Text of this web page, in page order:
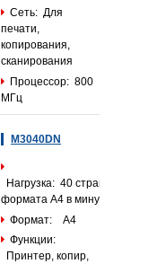
Сеть: Для
печати,
копирования,
сканирования
Процессор: 800
МГц
M3040DN
Нагрузка: 40 страниц
формата А4 в минуту
Формат: А4
Функции:
Принтер, копир,